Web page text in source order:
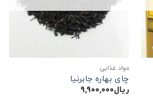
مواد غذایی
چای بهاره جابرنیا
ریال۹,۹۰۰,۰۰۰